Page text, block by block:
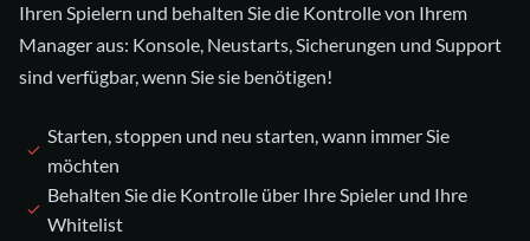
Ihren Spielern und behalten Sie die Kontrolle von Ihrem
Manager aus: Konsole, Neustarts, Sicherungen und Support
sind verfügbar, wenn Sie sie benötigen!
Starten, stoppen und neu starten, wann immer Sie
möchten
Behalten Sie die Kontrolle über Ihre Spieler und Ihre
Whitelist